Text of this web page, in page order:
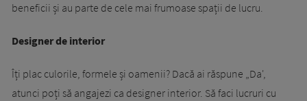
beneficii și au parte de cele mai frumoase spații de lucru.
Designer de interior
Îți plac culorile, formele și oamenii? Dacă ai răspune „Da',
atunci poți să angajezi ca designer interior. Să faci lucruri cu